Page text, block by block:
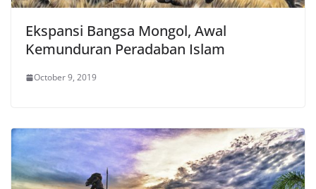
Ekspansi Bangsa Mongol, Awal
Kemunduran Peradaban Islam
October 9, 2019